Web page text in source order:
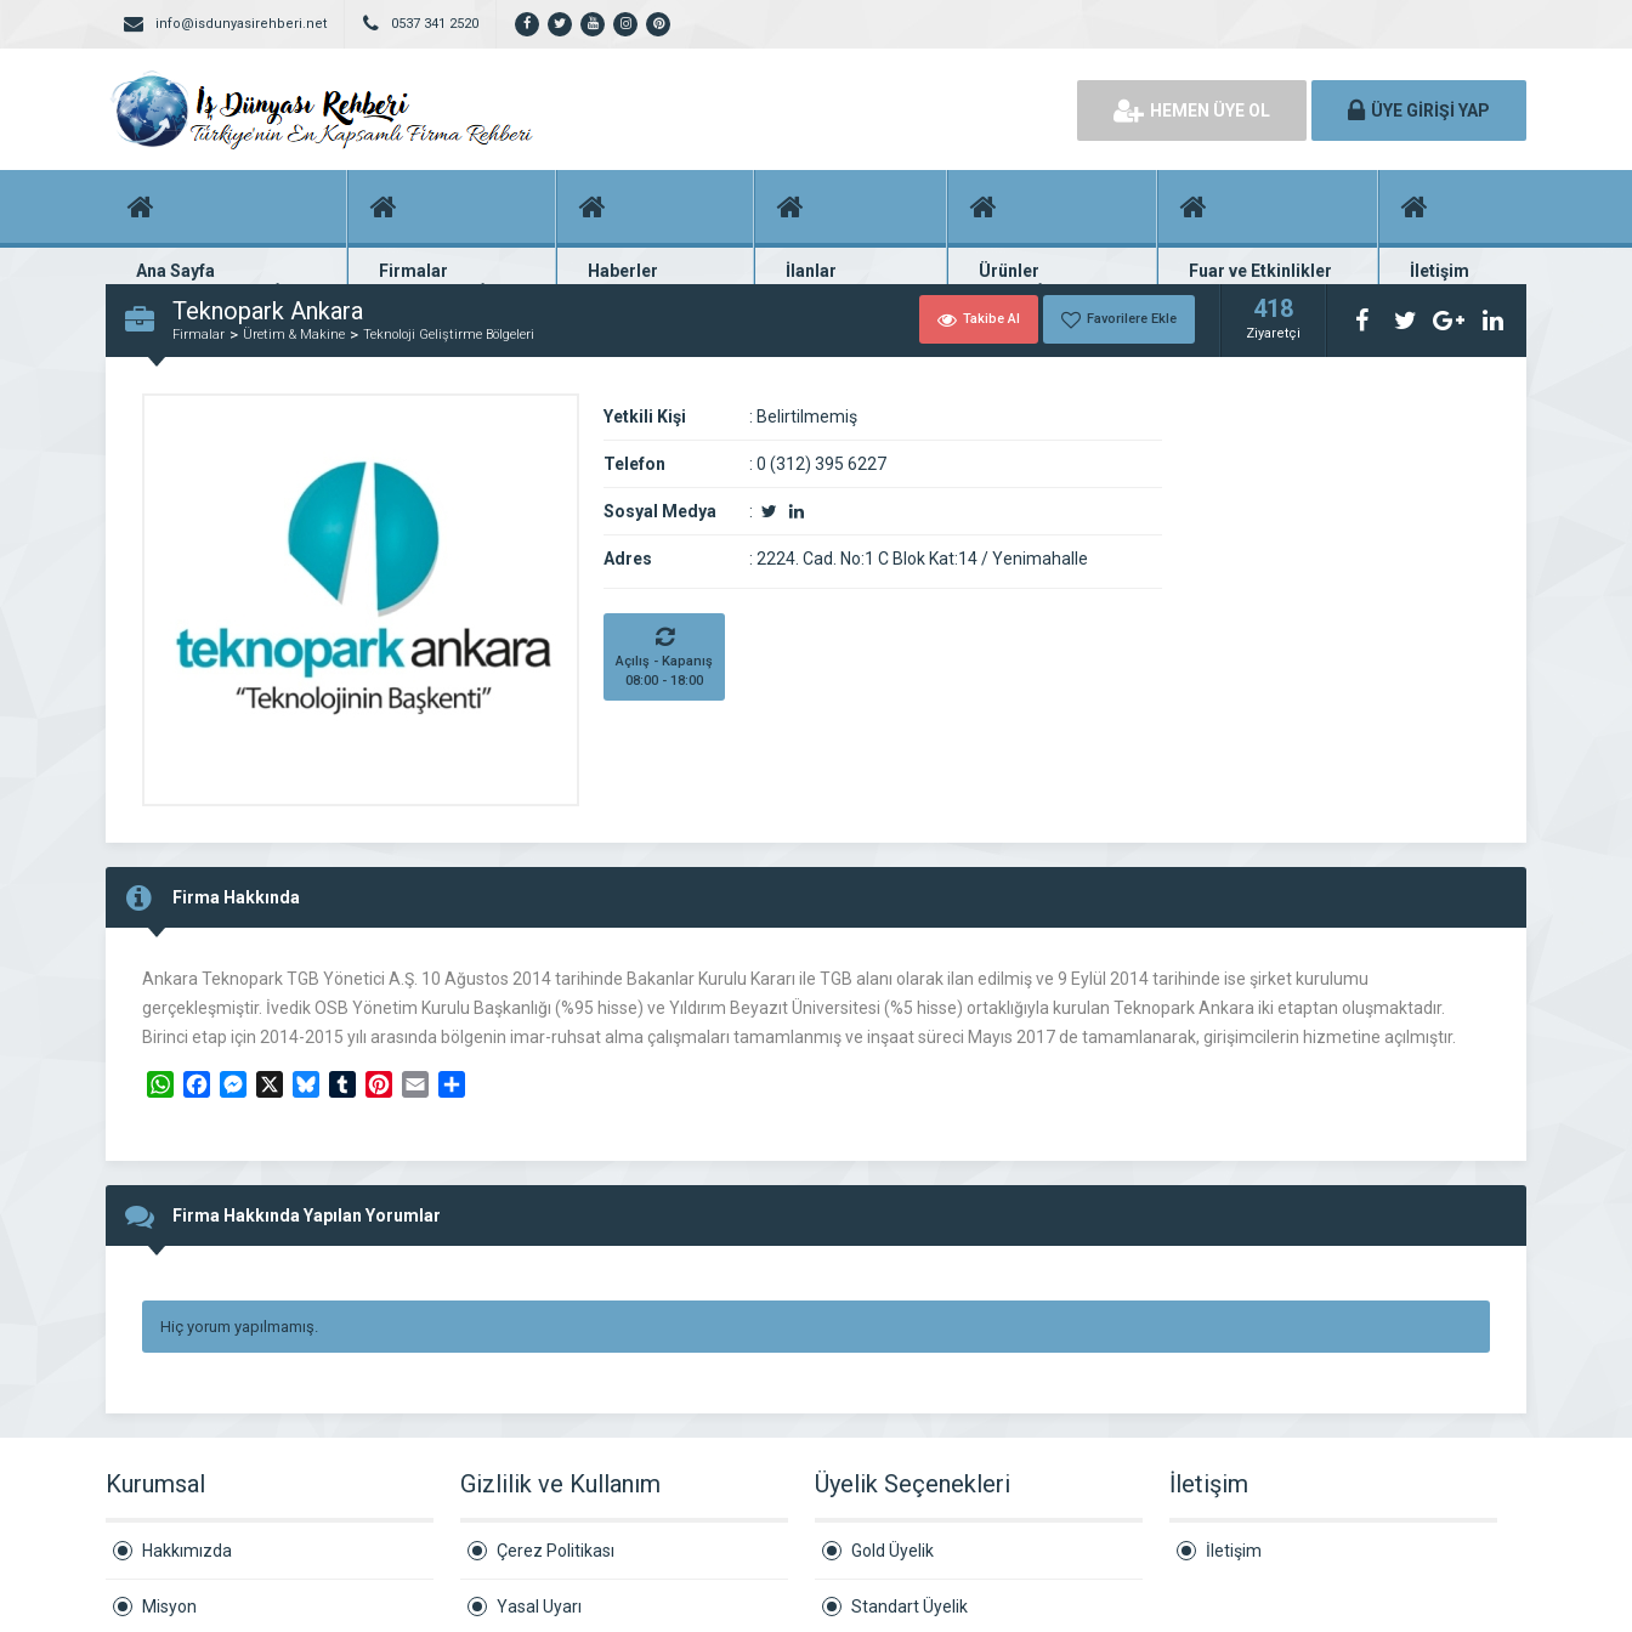
info@isdunyasirehberi.net 0537 341 2520
HEMEN ÜYE OL ÜYE GİRİŞİ YAP
Ana Sayfa
Firma rehberi ana sayfanız
Firmalar
Yüzlerce kayıtlı firma
Haberler
En güncel haberler
İlanlar
Güncel seri ilanlar
Ürünler
Binlerce firma ürünü
Fuar ve Etkinlikler
Fuar ve etkinlik planları
İletişim
Bize ulaşın
Teknopark Ankara
Firmalar Üretim & Makine Teknoloji Geliştirme Bölgeleri
Takibe Al Favorilere Ekle 418
Ziyaretçi
Yetkili Kişi : Belirtilmemiş
Telefon : 0 (312) 395 6227
Sosyal Medya :
Adres : 2224. Cad. No:1 C Blok Kat:14 / Yenimahalle
Açılış - Kapanış
08:00 - 18:00
Firma Hakkında
Ankara Teknopark TGB Yönetici A.Ş. 10 Ağustos 2014 tarihinde Bakanlar Kurulu Kararı ile TGB alanı olarak ilan edilmiş ve 9 Eylül 2014 tarihinde ise şirket kurulumu
gerçekleşmiştir. İvedik OSB Yönetim Kurulu Başkanlığı (%95 hisse) ve Yıldırım Beyazıt Üniversitesi (%5 hisse) ortaklığıyla kurulan Teknopark Ankara iki etaptan oluşmaktadır.
Birinci etap için 2014-2015 yılı arasında bölgenin imar-ruhsat alma çalışmaları tamamlanmış ve inşaat süreci Mayıs 2017 de tamamlanarak, girişimcilerin hizmetine açılmıştır.
WhatsAppFacebookMessengerBlueskyTumblrPinterest
Email
Firma Hakkında Yapılan Yorumlar
Hiç yorum yapılmamış.
Kurumsal
Hakkımızda
Misyon
Gizlilik ve Kullanım
Çerez Politikası
Yasal Uyarı
Üyelik Seçenekleri
Gold Üyelik
Standart Üyelik
İletişim
İletişim